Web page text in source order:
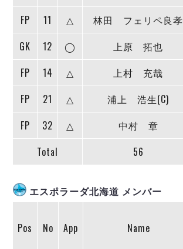
過去の記録ミラクルスマイル新居浜
バルドラール浦安
フウガドールすみだ
しながわシティ
立川アスレティックFC
湘南ベルマーレ
ボアルース長野
シュライカー大阪
FOLLOW US!
FP
11 △ 林田 フェリペ良孝
GK
12 ◯ 上原 拓也
FP
14 △ 上村 充哉
FP
21 △ 浦上 浩生(C)
FP
32 △ 中村 章
Total
56
エスポラーダ北海道 メンバー
Pos No App Name